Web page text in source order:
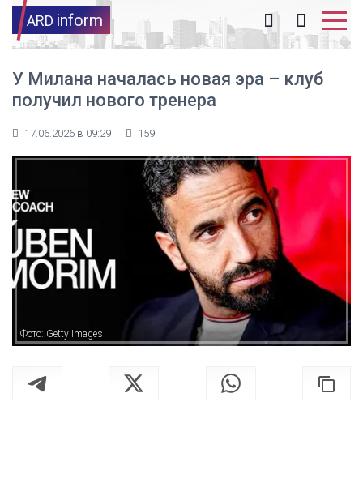
ARD inform
У Милана началась новая эра – клуб
получил нового тренера
17.06.2026 в 09:29 159
Фото: Getty Images